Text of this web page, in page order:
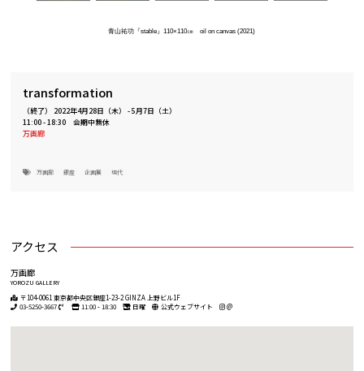
青山祐功『stable』110×110㎝ oil on canvas (2021)
transformation
（終了） 2022年4月28日（木）-5月7日（土）
11:00 - 18:30 会期中無休
万画廊
万画廊 銀座 企画展 現代
アクセス
万画廊
YOROZU GALLERY
〒104-0061 東京都中央区銀座1-23-2 GINZA 上野ビル1F
03-5250-3667
11:00 - 18:30 日曜 公式ウェブサイト @